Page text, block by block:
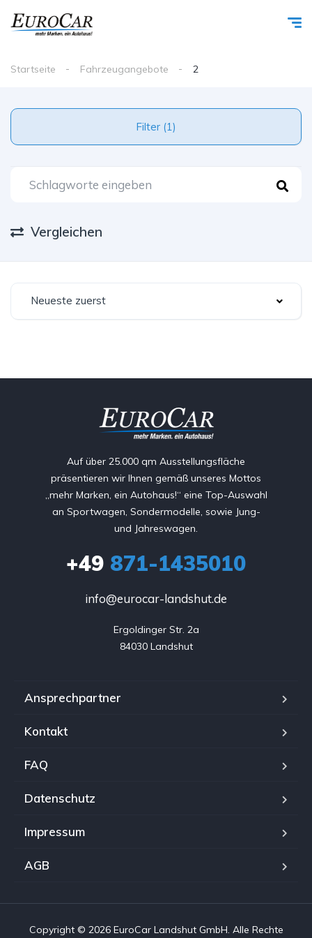
Startseite Fahrzeugangebote 2
Filter (1)
Vergleichen
Neueste zuerst
Auf über 25.000 qm Ausstellungsfläche
präsentieren wir Ihnen gemäß unseres Mottos
„mehr Marken, ein Autohaus!“ eine Top-Auswahl
an Sportwagen, Sondermodelle, sowie Jung-
und Jahreswagen.
+49 871-1435010
info@eurocar-landshut.de
Ergoldinger Str. 2a
84030 Landshut
Ansprechpartner
Kontakt
FAQ
Datenschutz
Impressum
AGB
Copyright © 2026 EuroCar Landshut GmbH. Alle Rechte